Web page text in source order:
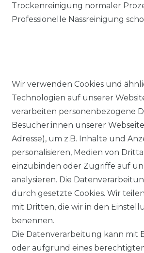
Trockenreinigung normaler
Professionelle Nassreinigung
Ähnlicher Artikel
Casa Moda -
Bügelfreies
extra langem
verschiedenen
(006539)
ab 52,99 € *
inkl. ges. MwSt.
Wir verwenden Cookies und
Technologien auf unserer
verarbeiten personenbezogene
Besucher:innen unserer Webseite
Adresse), um z.B. Inhalte und
personalisieren, Medien von
einzubinden oder Zugriffe auf
analysieren. Die
durch gesetzte Cookies. Wir
mit Dritten, die wir in den
benennen.
Die Datenverarbeitung kann mit
oder aufgrund eines